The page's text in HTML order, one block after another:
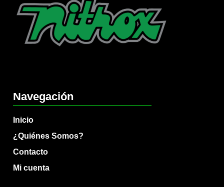
Navegación
Inicio
¿Quiénes Somos?
Contacto
Mi cuenta